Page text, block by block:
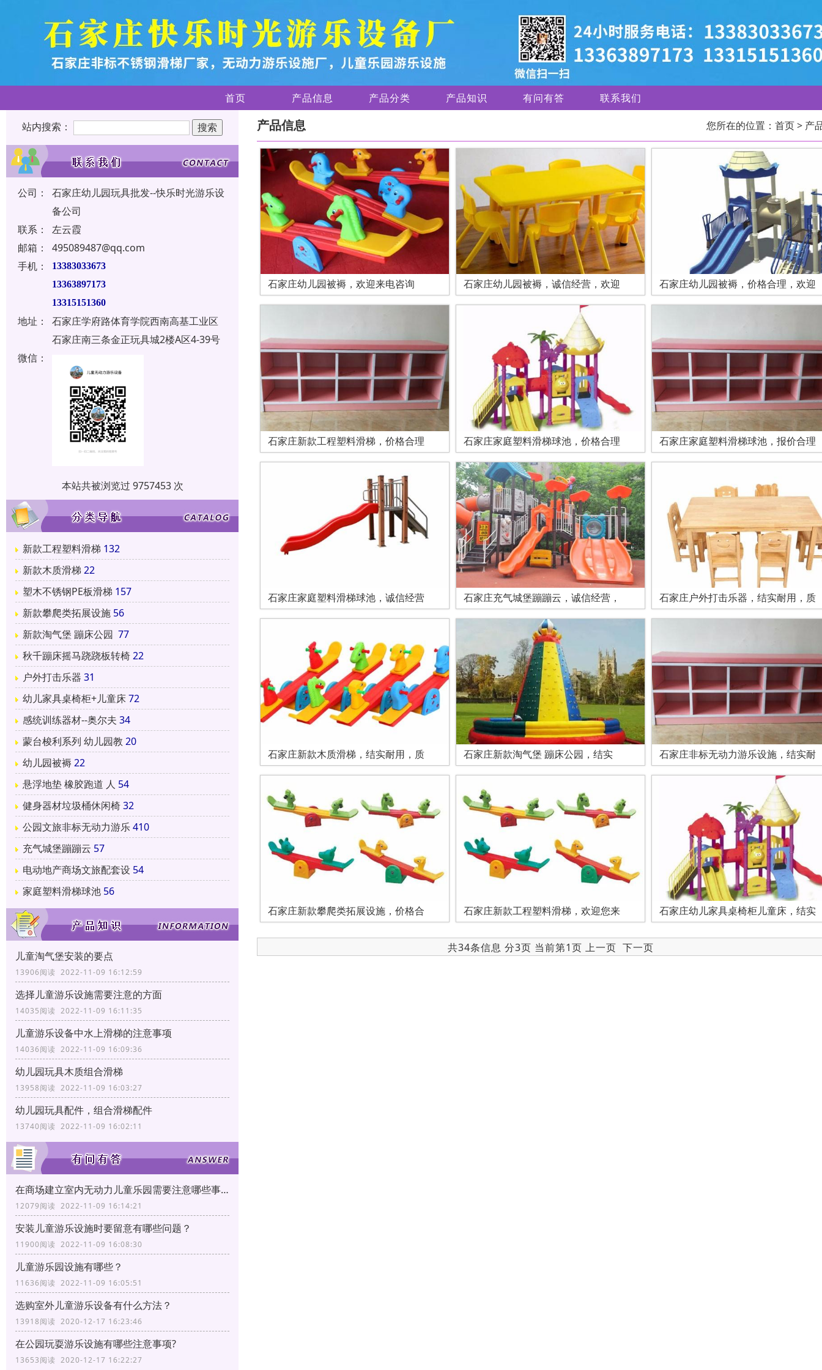
首页 产品信息 产品分类 产品知识 有问有答 联系我们
站内搜索：
公司：
石家庄幼儿园玩具批发--快乐时光游乐设
备公司
联系：
左云霞
邮箱：
495089487@qq.com
手机：
13383033673
13363897173
13315151360
地址：
石家庄学府路体育学院西南高基工业区
石家庄南三条金正玩具城2楼A区4-39号
微信：
本站共被浏览过 9757453 次
新款工程塑料滑梯 132
新款木质滑梯 22
塑木不锈钢PE板滑梯 157
新款攀爬类拓展设施 56
新款淘气堡 蹦床公园 77
秋千蹦床摇马跷跷板转椅22
户外打击乐器 31
幼儿家具桌椅柜+儿童床72
感统训练器材--奥尔夫 34
蒙台梭利系列 幼儿园教 20
幼儿园被褥 22
悬浮地垫 橡胶跑道 人 54
健身器材垃圾桶休闲椅32
公园文旅非标无动力游乐410
充气城堡蹦蹦云 57
电动地产商场文旅配套设 54
家庭塑料滑梯球池 56
儿童淘气堡安装的要点
13906阅读 2022-11-09 16:12:59
选择儿童游乐设施需要注意的方面
14035阅读 2022-11-09 16:11:35
儿童游乐设备中水上滑梯的注意事项
14036阅读 2022-11-09 16:09:36
幼儿园玩具木质组合滑梯
13958阅读 2022-11-09 16:03:27
幼儿园玩具配件，组合滑梯配件
13740阅读 2022-11-09 16:02:11
在商场建立室内无动力儿童乐园需要注意哪些事项?
12079阅读 2022-11-09 16:14:21
安装儿童游乐设施时要留意有哪些问题？
11900阅读 2022-11-09 16:08:30
儿童游乐园设施有哪些？
11636阅读 2022-11-09 16:05:51
选购室外儿童游乐设备有什么方法？
13918阅读 2020-12-17 16:23:46
在公园玩耍游乐设施有哪些注意事项?
13653阅读 2020-12-17 16:22:27
产品信息 您所在的位置： 首页> 产
石家庄幼儿园被褥，欢迎来电咨询 石家庄幼儿园被褥，诚信经营，欢迎 石家庄幼儿园被褥，价格合理，欢迎
石家庄新款工程塑料滑梯，价格合理 石家庄家庭塑料滑梯球池，价格合理 石家庄家庭塑料滑梯球池，报价合理
石家庄家庭塑料滑梯球池，诚信经营 石家庄充气城堡蹦蹦云，诚信经营， 石家庄户外打击乐器，结实耐用，质
石家庄新款木质滑梯，结实耐用，质 石家庄新款淘气堡 蹦床公园，结实 石家庄非标无动力游乐设施，结实耐
石家庄新款攀爬类拓展设施，价格合 石家庄新款工程塑料滑梯，欢迎您来 石家庄幼儿家具桌椅柜儿童床，结实
共34条信息 分3页 当前第1页 上一页 下一页